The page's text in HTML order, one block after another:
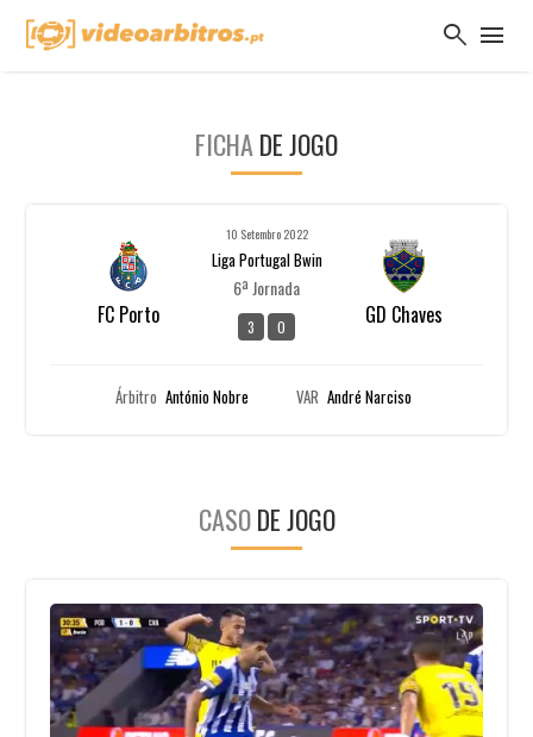
search menu
FICHA DE JOGO
FC Porto
10 Setembro 2022
Liga Portugal Bwin
6ª Jornada
3 0 GD Chaves
Árbitro António Nobre VAR André Narciso
CASODE JOGO